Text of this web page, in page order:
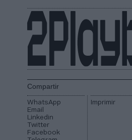
Compartir
WhatsApp
Email
Linkedin
Twitter
Facebook
Imprimir